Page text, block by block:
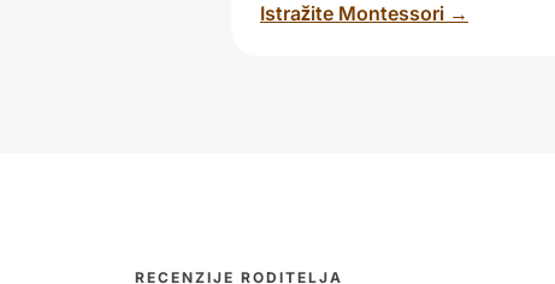
Istražite Montessori →
RECENZIJE RODITELJA